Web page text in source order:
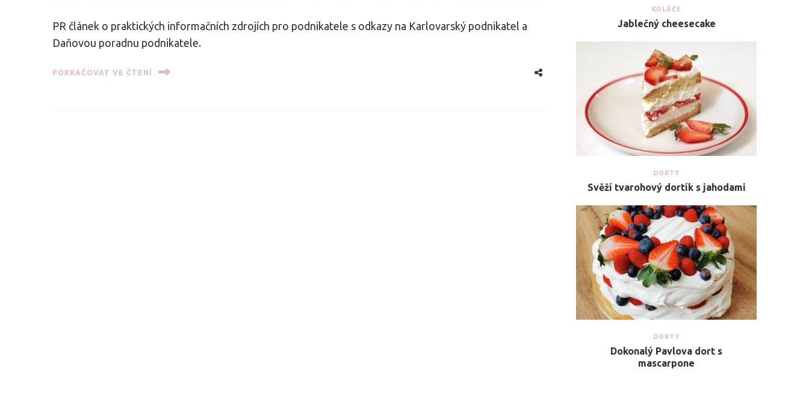
PR článek o praktických informačních zdrojích pro podnikatele s odkazy na Karlovarský podnikatel a
Daňovou poradnu podnikatele.
POKRAČOVAT VE ČTENÍ
KOLÁČE
Jablečný cheesecake
DORTY
Svěží tvarohový dortík s jahodami
DORTY
Dokonalý Pavlova dort s
mascarpone